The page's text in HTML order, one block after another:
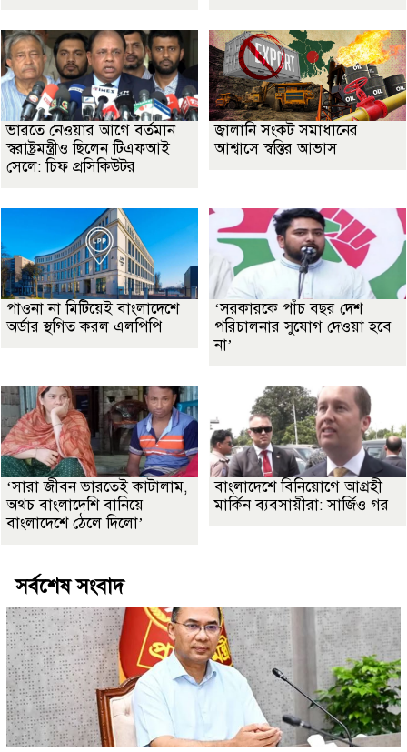
ভারতে নেওয়ার আগে বর্তমান
স্বরাষ্ট্রমন্ত্রীও ছিলেন টিএফআই
সেলে: চিফ প্রসিকিউটর
জ্বালানি সংকট সমাধানের
আশ্বাসে স্বস্তির আভাস
পাওনা না মিটিয়েই বাংলাদেশে
অর্ডার স্থগিত করল এলপিপি
‘সরকারকে পাঁচ বছর দেশ
পরিচালনার সুযোগ দেওয়া হবে
না’
‘সারা জীবন ভারতেই কাটালাম,
অথচ বাংলাদেশি বানিয়ে
বাংলাদেশে ঠেলে দিলো’
বাংলাদেশে বিনিয়োগে আগ্রহী
মার্কিন ব্যবসায়ীরা: সার্জিও গর
সর্বশেষ সংবাদ